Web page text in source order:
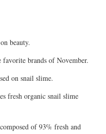
beauty.
brands of November.
on snail slime.
fresh organic snail slime
of 93% fresh and